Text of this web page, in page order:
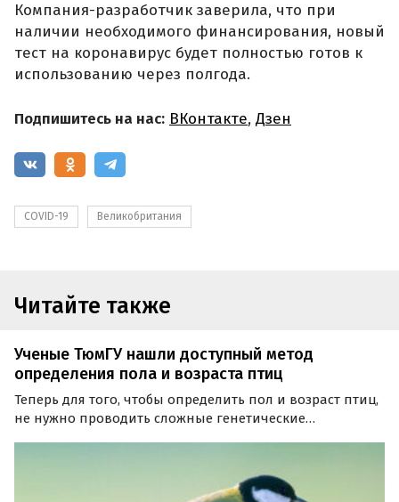
Компания-разработчик заверила, что при
наличии необходимого финансирования, новый
тест на коронавирус будет полностью готов к
использованию через полгода.
Подпишитесь на нас: ВКонтакте, Дзен
COVID-19 Великобритания
Читайте также
Ученые ТюмГУ нашли доступный метод
определения пола и возраста птиц
Теперь для того, чтобы определить пол и возраст птиц,
не нужно проводить сложные генетические
разработанному учеными Тюменского
государственного университета, пишут…